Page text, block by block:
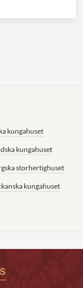
kungahuset
kungahuset
storhertighuset
kungahuset